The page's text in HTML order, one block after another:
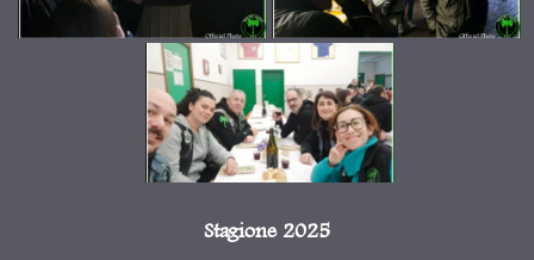
Stagione 2025